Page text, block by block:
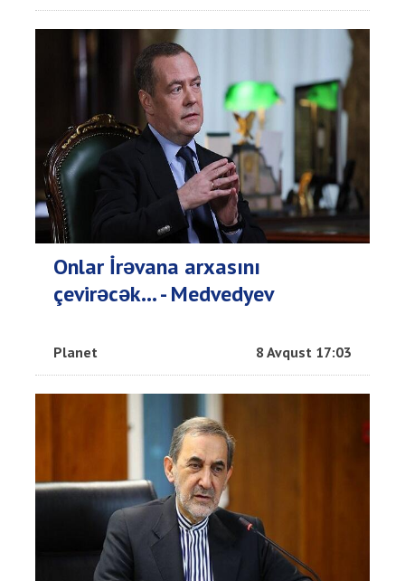
Onlar İrəvana arxasını
çevirəcək... - Medvedyev
Planet 8 Avqust 17:03